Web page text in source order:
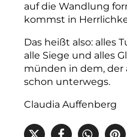
auf die Wandlung
kommst in
Das heißt also: alles
alle Siege und alles
münden in dem, der
schon unterwegs.
Claudia Auffenberg